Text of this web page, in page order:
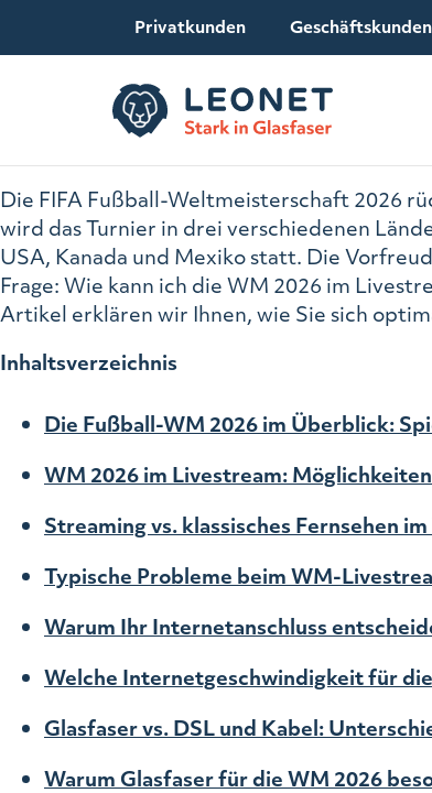
Privatkunden Geschäftskunden
Die FIFA Fußball-Weltmeisterschaft 2026
wird das Turnier in drei verschiedenen
USA, Kanada und Mexiko statt. Die
Frage: Wie kann ich die WM 2026 im
Artikel erklären wir Ihnen, wie Sie sich
Inhaltsverzeichnis
Die Fußball-WM 2026 im Überblick:
WM 2026 im Livestream:
Streaming vs. klassisches Fernsehen
Typische Probleme beim WM-
Warum Ihr Internetanschluss
Welche Internetgeschwindigkeit für
Glasfaser vs. DSL und Kabel:
Warum Glasfaser für die WM 2026